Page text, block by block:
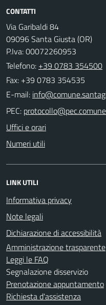
CONTATTI
Via Garibaldi 84
09096 Santa Giusta (OR)
P.Iva: 00072260953
Telefono: +39 0783 354500
Fax: +39 0783 354535
E-mail:
PEC:
Uffici e orari
Numeri utili
LINK UTILI
Informativa privacy
Note legali
Dichiarazione di accessibilità
Amministrazione trasparente
Leggi le FAQ
Segnalazione disservizio
Prenotazione appuntamento
Richiesta d'assistenza